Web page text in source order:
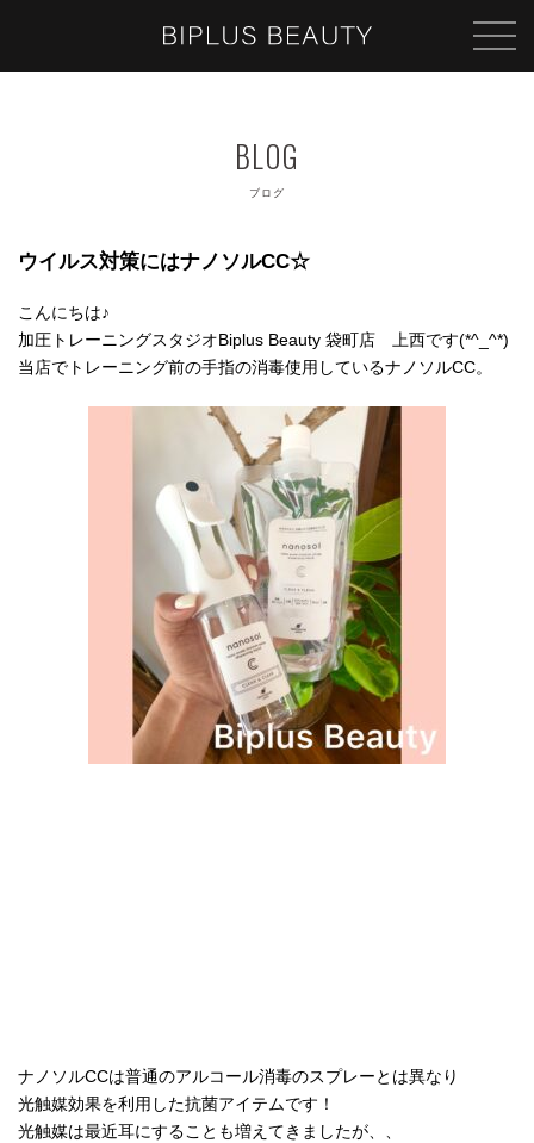
ブログ
ウイルス対策にはナノソルCC☆
こんにちは♪
加圧トレーニングスタジオBiplus Beauty 袋町店 上西です(*^_^*)
当店でトレーニング前の手指の消毒使用しているナノソルCC。
ナノソルCCは普通のアルコール消毒のスプレーとは異なり
光触媒効果を利用した抗菌アイテムです！
光触媒は最近耳にすることも増えてきましたが、、